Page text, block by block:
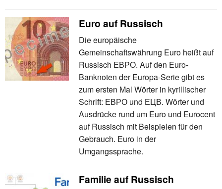
Euro auf Russisch
Die europäische
Gemeinschaftswährung Euro heißt auf
Russisch ЕВРО. Auf den Euro-
Banknoten der Europa-Serie gibt es
zum ersten Mal Wörter in kyrillischer
Schrift: ЕВРО und ЕЦВ. Wörter und
Ausdrücke rund um Euro und Eurocent
auf Russisch mit Beispielen für den
Gebrauch. Euro in der
Umgangssprache.
Familie auf Russisch